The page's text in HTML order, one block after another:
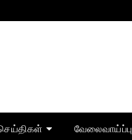
வேலைவாய்ப்பு